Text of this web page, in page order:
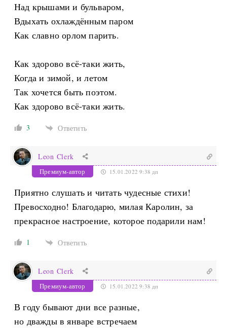
Над крышами и бульваром,
Вдыхать охлаждённым паром
Как славно орлом парить.
Как здорово всё-таки жить,
Когда и зимой, и летом
Так хочется быть поэтом.
Как здорово всё-таки жить.
3 Ответить
Leon Clerk
Премиум-автор 15.01.2022 9:38 дп
Приятно слушать и читать чудесные стихи!
Превосходно! Благодарю, милая Каролин, за
прекрасное настроение, которое подарили нам!
1 Ответить
Leon Clerk
Премиум-автор 15.01.2022 9:38 дп
В году бывают дни все разные,
но дважды в январе встречаем